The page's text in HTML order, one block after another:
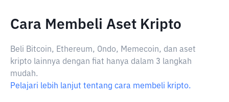
Cara Membeli Aset Kripto
Beli Bitcoin, Ethereum, Ondo, Memecoin, dan aset
kripto lainnya dengan fiat hanya dalam 3 langkah
mudah.
Pelajari lebih lanjut tentang cara membeli kripto.